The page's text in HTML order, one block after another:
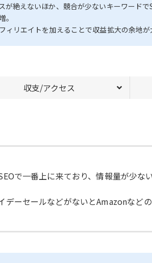
絶えないほか、競合が少ないキーワードで
リエイトを加えることで収益拡大の余地が
収支/アクセス
で一番上に来ており、情報量が少
ーセールなどがないとAmazonな